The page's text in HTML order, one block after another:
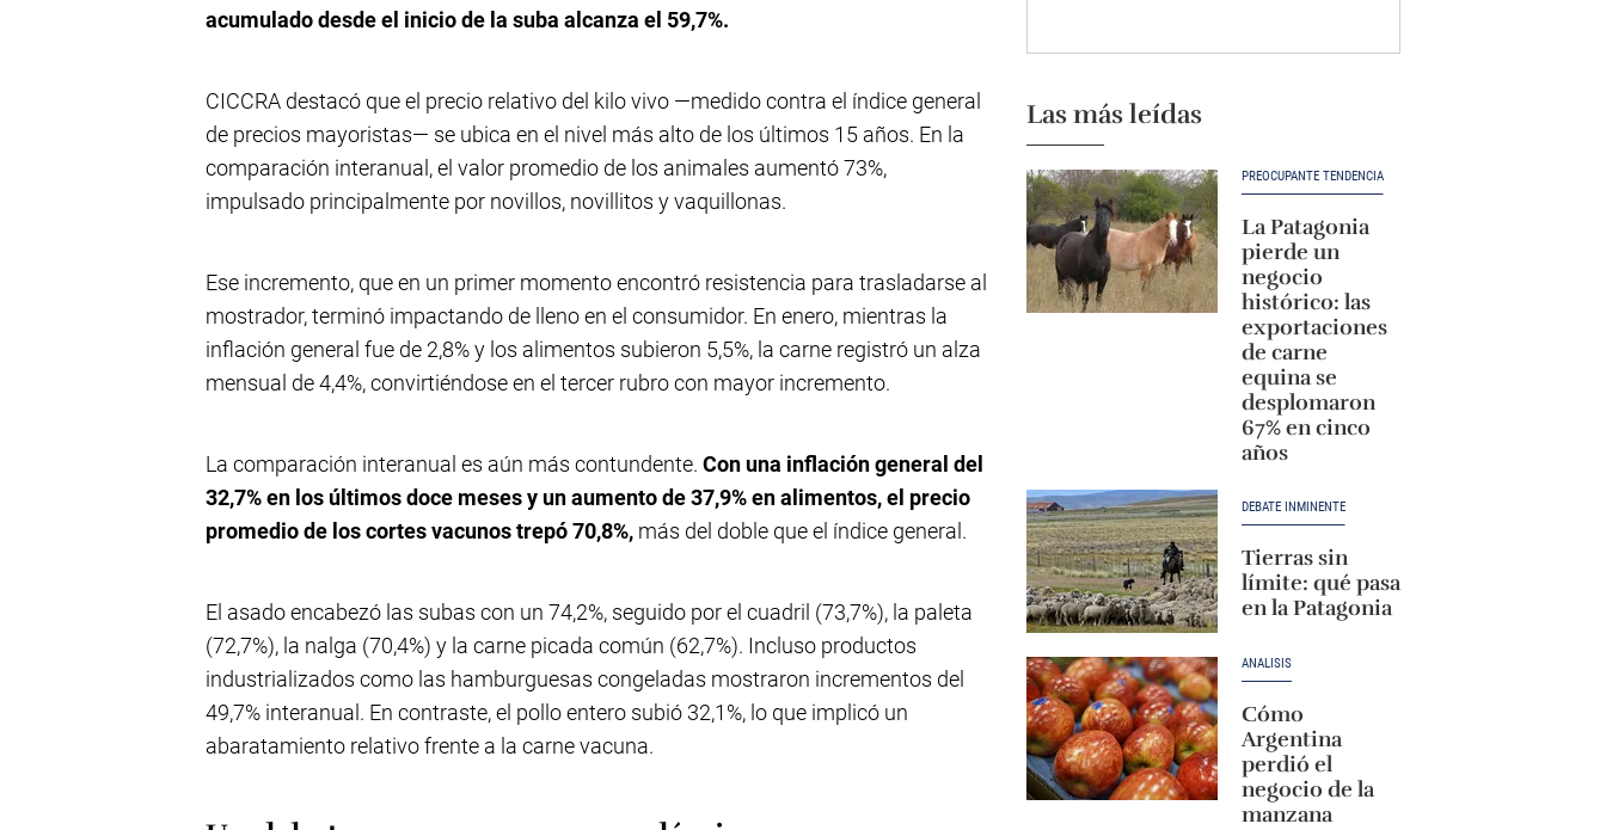
acumulado desde el inicio de la suba alcanza el 59,7%.
CICCRA destacó que el precio relativo del kilo vivo —medido contra el índice general
de precios mayoristas— se ubica en el nivel más alto de los últimos 15 años. En la
comparación interanual, el valor promedio de los animales aumentó 73%,
impulsado principalmente por novillos, novillitos y vaquillonas.
Ese incremento, que en un primer momento encontró resistencia para trasladarse al
mostrador, terminó impactando de lleno en el consumidor. En enero, mientras la
inflación general fue de 2,8% y los alimentos subieron 5,5%, la carne registró un alza
mensual de 4,4%, convirtiéndose en el tercer rubro con mayor incremento.
La comparación interanual es aún más contundente. Con una inflación general del
32,7% en los últimos doce meses y un aumento de 37,9% en alimentos, el precio
promedio de los cortes vacunos trepó 70,8%, más del doble que el índice general.
El asado encabezó las subas con un 74,2%, seguido por el cuadril (73,7%), la paleta
(72,7%), la nalga (70,4%) y la carne picada común (62,7%). Incluso productos
industrializados como las hamburguesas congeladas mostraron incrementos del
49,7% interanual. En contraste, el pollo entero subió 32,1%, lo que implicó un
abaratamiento relativo frente a la carne vacuna.
Las más leídas
PREOCUPANTE TENDENCIA
La Patagonia
pierde un
negocio
histórico: las
exportaciones
de carne
equina se
desplomaron
67% en cinco
años
DEBATE INMINENTE
Tierras sin
límite: qué pasa
en la Patagonia
ANÁLISIS
Cómo
Argentina
perdió el
negocio de la
manzana